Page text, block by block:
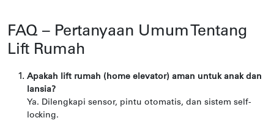
FAQ – Pertanyaan Umum Tentang
Lift Rumah
Apakah lift rumah (home elevator) aman untuk anak dan
lansia?
Ya. Dilengkapi sensor, pintu otomatis, dan sistem self-
locking.